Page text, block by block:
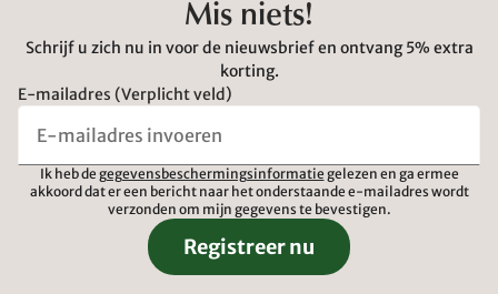
Mis niets!
Schrijf u zich nu in voor de nieuwsbrief en ontvang 5% extra
korting.
E-mailadres (Verplicht veld)
Ik heb de gegevensbeschermingsinformatie gelezen en ga ermee
akkoord dat er een bericht naar het onderstaande e-mailadres wordt
verzonden om mijn gegevens te bevestigen.
Registreer nu